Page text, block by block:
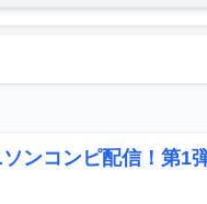
ンコンピ配信！第1